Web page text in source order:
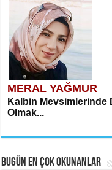
MERAL YAĞMUR
Kalbin Mevsimlerinde
Olmak...
BUGÜN EN ÇOK OKUNANLAR